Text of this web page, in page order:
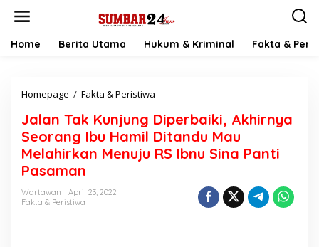
Home Berita Utama Hukum & Kriminal Fakta &
Homepage / Fakta & Peristiwa
l
a
n
T
Jalan Tak Kunjung Diperbaiki, Akhirnya
Seorang Ibu Hamil Ditandu Mau
Melahirkan Menuju RS Ibnu Sina Panti
Pasaman
Wartawan
April 23, 2022
Fakta & Peristiwa